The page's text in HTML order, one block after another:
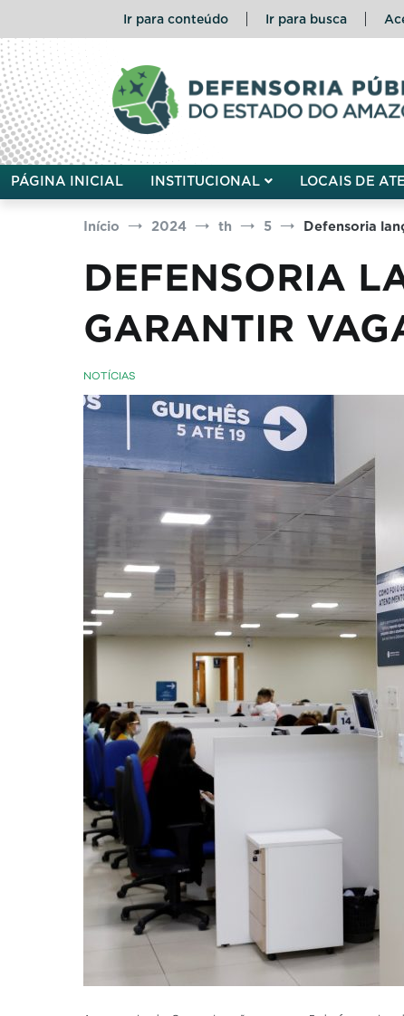
o
conteúdo
Ir para conteúdo Ir para busca
Defensoria Pública do
PÁGINA INICIAL INSTITUCIONAL LOCAIS DE
Início 2024 th 5 Defensoria
DEFENSORIA
GARANTIR
NOTÍCIAS